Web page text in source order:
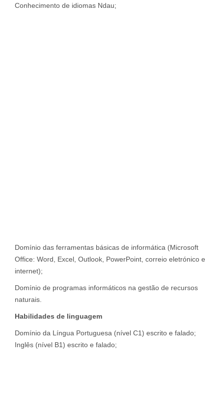
Conhecimento de idiomas Ndau;
Domínio das ferramentas básicas de informática (Microsoft
Office: Word, Excel, Outlook, PowerPoint, correio eletrónico e
internet);
Domínio de programas informáticos na gestão de recursos
naturais.
Habilidades de linguagem
Domínio da Língua Portuguesa (nível C1) escrito e falado;
Inglês (nível B1) escrito e falado;